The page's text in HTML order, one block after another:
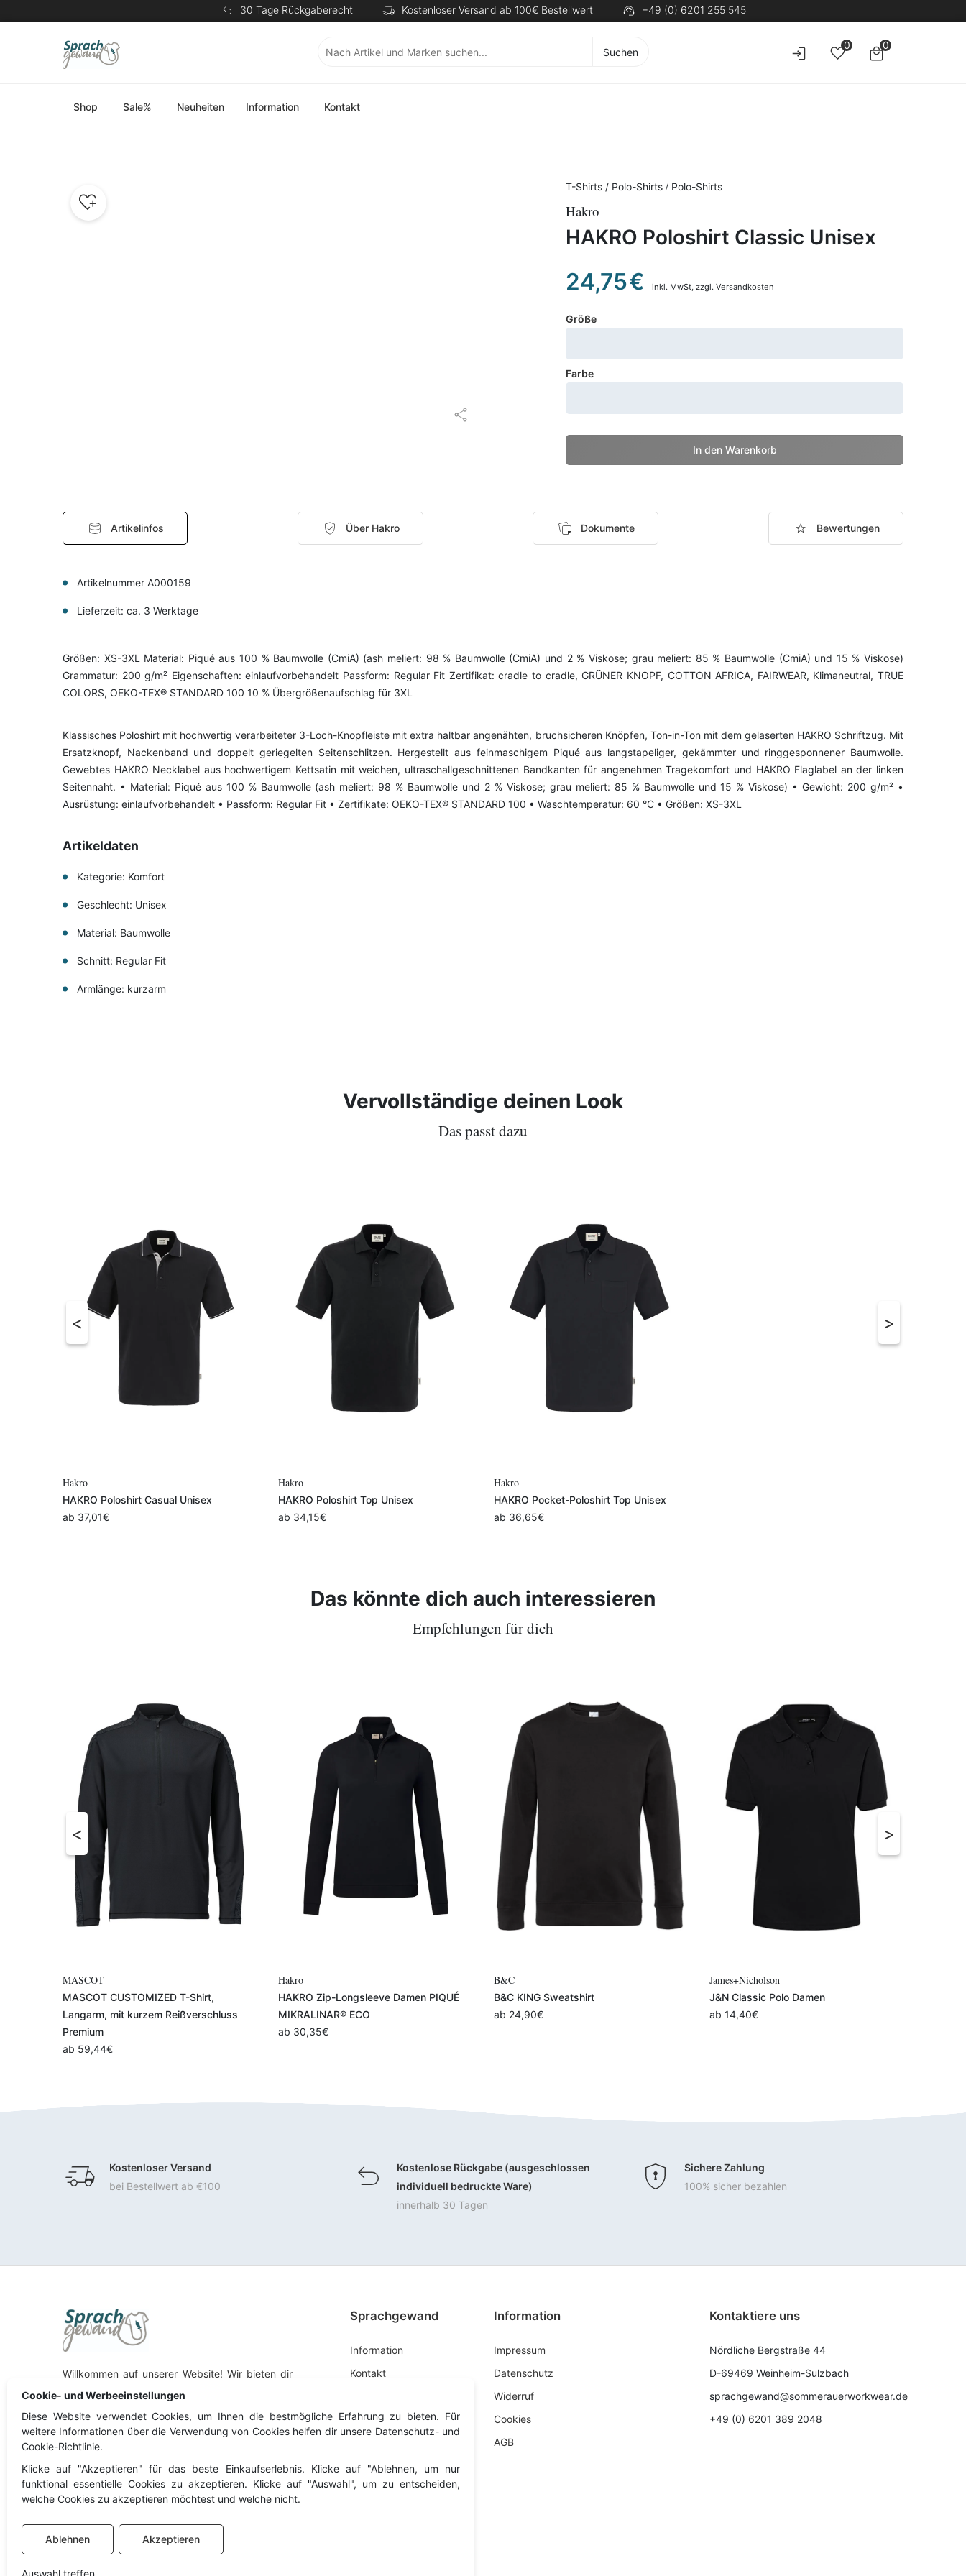
Cookie- und Werbeeinstellungen
Diese Website verwendet Cookies, um Ihnen die bestmögliche Erfahrung zu bieten. Für
weitere Informationen über die Verwendung von Cookies helfen dir unsere Datenschutz- und
Cookie-Richtlinie.
Klicke auf "Akzeptieren" für das beste Einkaufserlebnis. Klicke auf "Ablehnen, um nur
funktional essentielle Cookies zu akzeptieren. Klicke auf "Auswahl", um zu entscheiden,
welche Cookies zu akzeptieren möchtest und welche nicht.
Ablehnen Akzeptieren
Auswahl treffen
30 Tage Rückgaberecht Kostenloser Versand ab 100€ Bestellwert +49 (0) 6201 255 545
Suchen
0 0
Shop Sale% Neuheiten Information Kontakt
T-Shirts / Polo-Shirts / Polo-Shirts
Hakro
HAKRO Poloshirt Classic Unisex
24,75€ inkl. MwSt, zzgl. Versandkosten
Größe
Farbe
Artikelinfos Über Hakro Dokumente Bewertungen
Artikelnummer A000159
Lieferzeit: ca. 3 Werktage
Größen: XS-3XL Material: Piqué aus 100 % Baumwolle (CmiA) (ash meliert: 98 % Baumwolle (CmiA) und 2 % Viskose; grau meliert: 85 % Baumwolle (CmiA) und 15 % Viskose)
Grammatur: 200 g/m² Eigenschaften: einlaufvorbehandelt Passform: Regular Fit Zertifikat: cradle to cradle, GRÜNER KNOPF, COTTON AFRICA, FAIRWEAR, Klimaneutral, TRUE
COLORS, OEKO-TEX® STANDARD 100 10 % Übergrößenaufschlag für 3XL
Klassisches Poloshirt mit hochwertig verarbeiteter 3-Loch-Knopfleiste mit extra haltbar angenähten, bruchsicheren Knöpfen, Ton-in-Ton mit dem gelaserten HAKRO Schriftzug. Mit
Ersatzknopf, Nackenband und doppelt geriegelten Seitenschlitzen. Hergestellt aus feinmaschigem Piqué aus langstapeliger, gekämmter und ringgesponnener Baumwolle.
Gewebtes HAKRO Necklabel aus hochwertigem Kettsatin mit weichen, ultraschallgeschnittenen Bandkanten für angenehmen Tragekomfort und HAKRO Flaglabel an der linken
Seitennaht. • Material: Piqué aus 100 % Baumwolle (ash meliert: 98 % Baumwolle und 2 % Viskose; grau meliert: 85 % Baumwolle und 15 % Viskose) • Gewicht: 200 g/m² •
Ausrüstung: einlaufvorbehandelt • Passform: Regular Fit • Zertifikate: OEKO-TEX® STANDARD 100 • Waschtemperatur: 60 °C • Größen: XS-3XL
Artikeldaten
Kategorie: Komfort
Geschlecht: Unisex
Material: Baumwolle
Schnitt: Regular Fit
Armlänge: kurzarm
Vervollständige deinen Look
Das passt dazu
Hakro
HAKRO Poloshirt Casual Unisex
ab 37,01€
Hakro
HAKRO Poloshirt Top Unisex
ab 34,15€
Hakro
HAKRO Pocket-Poloshirt Top Unisex
ab 36,65€
Das könnte dich auch interessieren
Empfehlungen für dich
Hakro
HAKRO Zip-Longsleeve Damen PIQUÉ
MIKRALINAR® ECO
ab
B&C KING Sweatshirt
ab24,90 €
J&N Classic Polo Damen
ab14,40
MASCOT
MASCOT ACCELERATE Sweatshirt
Damen
Kostenloser Versand
bei Bestellwert ab €100
Kostenlose Rückgabe (ausgeschlossen
individuell bedruckte Ware)
innerhalb 30 Tagen
Sichere Zahlung
100% sicher bezahlen
Willkommen auf unserer Website! Wir bieten dir
eine riesige Auswahl an bereits bedruckten T-
Shirts, Pullover und vieles mehr. Oder du wählst
aus unserem Sortiment einfach deinen
Wunschartikel aus, der nur auf deine
Personalisierung wartet. Viel Spaß beim stöbern!
Besuche auch unseren Partnershop
Sommerauer Workwear!
Sommerauer Workwear
Sprachgewand
Information
Kontakt
Information
Impressum
Datenschutz
Widerruf
Cookies
AGB
Kontaktiere uns
Nördliche Bergstraße 44
D-69469 Weinheim-Sulzbach
sprachgewand@sommerauerworkwear.de
+49 (0) 6201 389 2048